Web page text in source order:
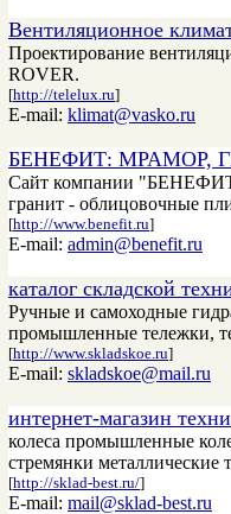
Вентиляционное
Проектирование
ROVER.
[http://telelux.ru]
E-mail: klimat@vasko.ru
БЕНЕФИТ: МРАМОР,
Сайт компании "БЕНЕФИТ"
гранит - облицовочные
[http://www.benefit.ru]
E-mail: admin@benefit.ru
каталог складской
Ручные и самоходные
промышленные тележки,
[http://www.skladskoe.ru]
E-mail: skladskoe@mail.ru
интернет-магазин
колеса промышленные
стремянки
[http://sklad-best.ru/]
E-mail: mail@sklad-best.ru